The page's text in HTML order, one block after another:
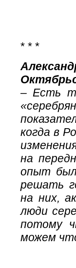
* * *
– Есть
когда в
на
опыт
решать
на них,
люди
потому
можем